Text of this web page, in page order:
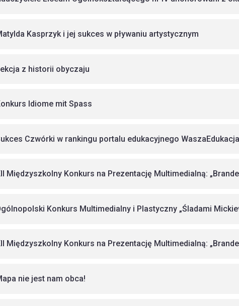
Kasprzyk i jej sukces w pływaniu artystycznym
z historii obyczaju
Idiome mit Spass
Czwórki w rankingu portalu edukacyjnego
Międzyszkolny Konkurs na Prezentację Multimedialną:
Konkurs Multimedialny i Plastyczny „Śladami
Międzyszkolny Konkurs na Prezentację Multimedialną:
nie jest nam obca!